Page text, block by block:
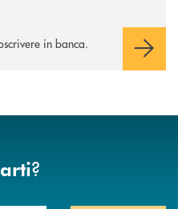
in banca.
?